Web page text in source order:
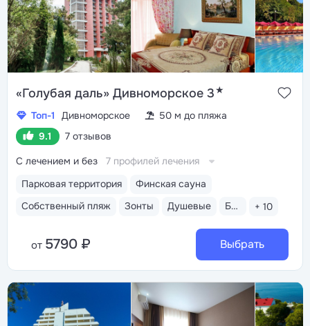
«Голубая даль» Дивноморское 3★
Топ-1 Дивноморское
50 м до пляжа
9.1
7 отзывов
Парковая территория
Финская сауна
Собственный пляж
Зонты Душевые Бар пляжный + 10
С лечением и без 7 профилей лечения
от 5790 ₽ Выбрать